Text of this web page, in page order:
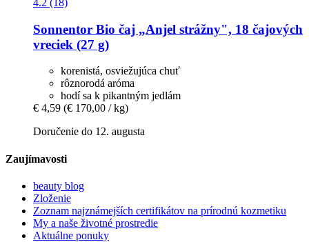
Sonnentor Bio čaj „Anjel strážny", 18 čajových
vreciek (27 g)
korenistá, osviežujúca chuť
rôznorodá aróma
hodí sa k pikantným jedlám
€ 4,59 (€ 170,00 / kg)
Doručenie do 12. augusta
Zaujímavosti
beauty blog
Zloženie
Zoznam najznámejších certifikátov na prírodnú kozmetiku
My a naše životné prostredie
Aktuálne ponuky